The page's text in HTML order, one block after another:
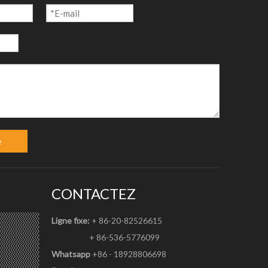
CONTACTEZ
Ligne fixe: + 86-20-82526615
+ 86-536-5776099
Whatsapp +86 - 18928806698